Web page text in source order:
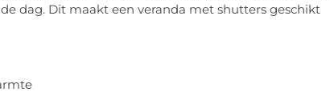
dag. Dit maakt een veranda met shutters geschikt